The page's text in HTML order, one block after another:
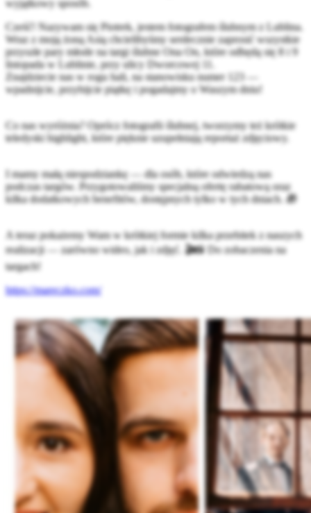
wyjątkowy sposób.
Cześć! Nazywam się Piotrek, jestem fotografem ślubnym z Lublina.
Wraz z moją żoną Asią chcielibyśmy serdecznie zaprosić wszystkie
przyszłe pary młode na targi ślubne Ona On, które odbędą się 8 i 9
listopada w Lublinie, przy ulicy Dworcowej 11.
Znajdziecie nas w rogu hali, na stanowisku numer 123 —
wpadnijcie, przybijcie piątkę i pogadajmy o Waszym dniu!
Co nas wyróżnia? Oprócz fotografii ślubnej, tworzymy też krótkie
teledyski highlight, które pięknie uzupełniają reportaż zdjęciowy.
I mamy małą niespodziankę — dla osób, które odwiedzą nas
podczas targów. Przygotowaliśmy specjalną ofertę rabatową oraz
kilka dodatkowych benefitów, dostępnych tylko w tych dniach. 🎁
A teraz pokażemy Wam w krótkiej formie kilka przebitek z naszych
realizacji — zarówno wideo, jak i zdjęć. 🎬📸 Do zobaczenia na
targach!
https://mareczko.com/